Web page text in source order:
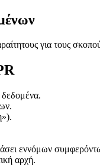
για τους
εννόμων
αρχή.